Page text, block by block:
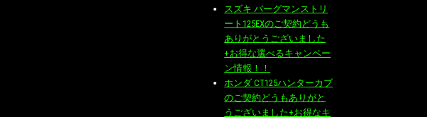
スズキ バーグマンストリ
ート125EXのご契約どうも
ありがとうございました
+お得な選べるキャンペー
ン情報！！
ホンダ CT125ハンターカブ
のご契約どうもありがと
うございました+お得なキ